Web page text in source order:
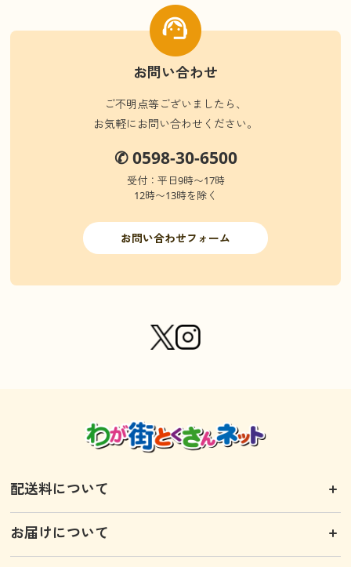
お問い合わせ
ご不明点等ございましたら、
お気軽にお問い合わせください。
✆ 0598-30-6500
受付：平日9時〜17時
12時〜13時を除く
お問い合わせフォーム
配送料について
お届けについて